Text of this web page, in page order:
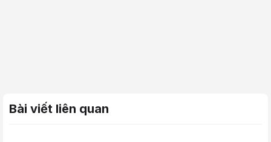
Bài viết liên quan